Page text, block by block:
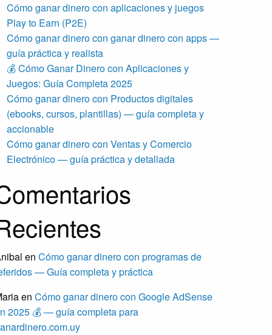
Cómo ganar dinero con aplicaciones y juegos
Play to Earn (P2E)
Cómo ganar dinero con ganar dinero con apps —
guía práctica y realista
💰 Cómo Ganar Dinero con Aplicaciones y
Juegos: Guía Completa 2025
Cómo ganar dinero con Productos digitales
(ebooks, cursos, plantillas) — guía completa y
accionable
Cómo ganar dinero con Ventas y Comercio
Electrónico — guía práctica y detallada
en Cómo ganar dinero con programas de
— Guía completa y práctica
en Cómo ganar dinero con Google AdSense
2025 💰 — guía completa para